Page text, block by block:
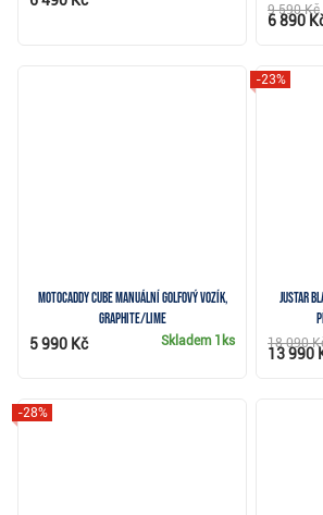
9 590 Kč
6 890
Motocaddy CUBE manuální golfový vozík,
graphite/lime
Skladem 1ks
5 990 Kč
JuStar
-23%
18 090
13 990
-28%